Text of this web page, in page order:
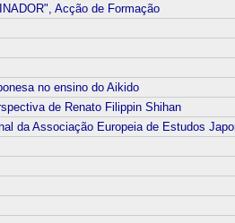
Acção de Formação
no ensino do Aikido
de Renato Filippin Shihan
da Associação Europeia de Estudos